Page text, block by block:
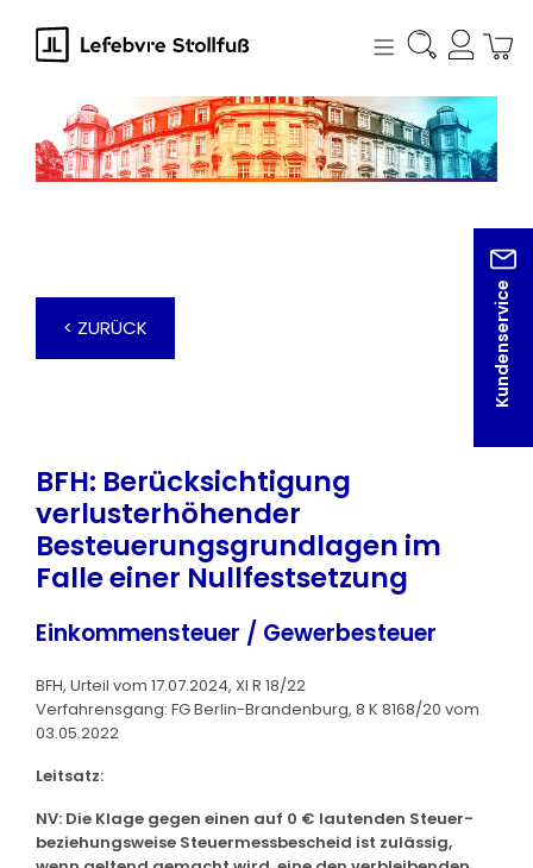
springen
Kundenservice
< ZURÜCK
BFH: Berücksichtigung
verlusterhöhender
Besteuerungsgrundlagen im
Falle einer Nullfestsetzung
Einkommensteuer / Gewerbesteuer
BFH, Urteil vom 17.07.2024, XI R 18/22
Verfahrensgang: FG Berlin-Brandenburg, 8 K 8168/20 vom
03.05.2022
Leitsatz:
NV: Die Klage gegen einen auf 0 € lautenden Steuer-
beziehungsweise Steuermessbescheid ist zulässig,